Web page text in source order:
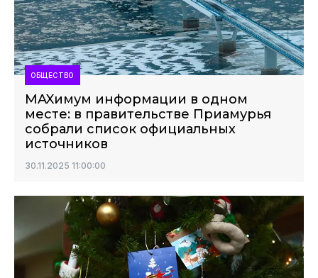
ОБЩЕСТВО
MAXимум информации в одном
месте: в правительстве Приамурья
собрали список официальных
источников
30.11.2025 11:00:00